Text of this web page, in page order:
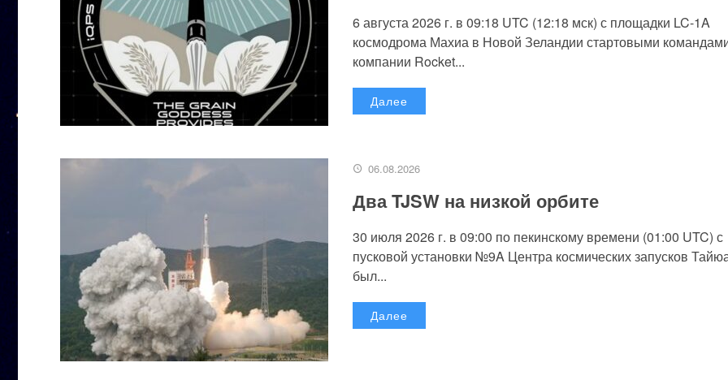
6 августа 2026 г. в 09:18 UTC (12:18 мск) с площадки LC-1A
космодрома Махиа в Новой Зеландии стартовыми
компании Rocket...
Далее
06.08.2026
Два TJSW на низкой орбите
30 июля 2026 г. в 09:00 по пекинскому времени (01:00 UTC) с
пусковой установки №9A Центра космических запусков
был...
Далее